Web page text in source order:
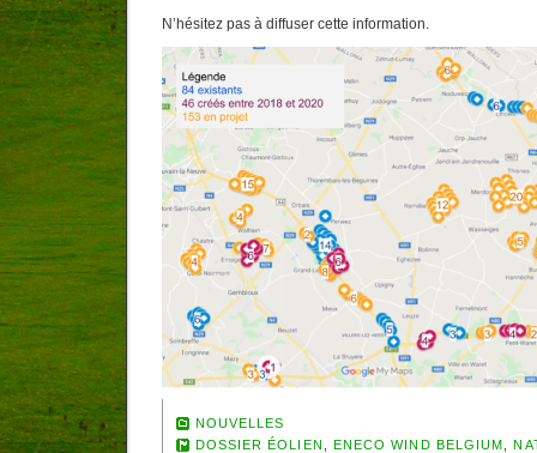
N’hésitez pas à diffuser cette information.
NOUVELLES
DOSSIER ÉOLIEN
ENECO WIND BELGIUM ,